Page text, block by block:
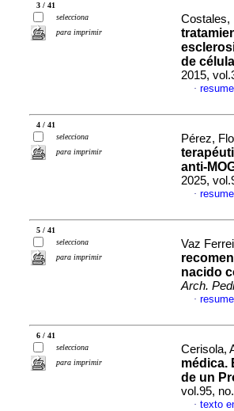
3 / 41
selecciona
para imprimir
Costales,
de
2015,
·
4 / 41
selecciona
para imprimir
Pérez,
anti-
2025,
·
5 / 41
selecciona
para imprimir
Vaz
nacido
Arch.
·
6 / 41
selecciona
para imprimir
Cerisola,
médica.
de un
vol.95,
· texto